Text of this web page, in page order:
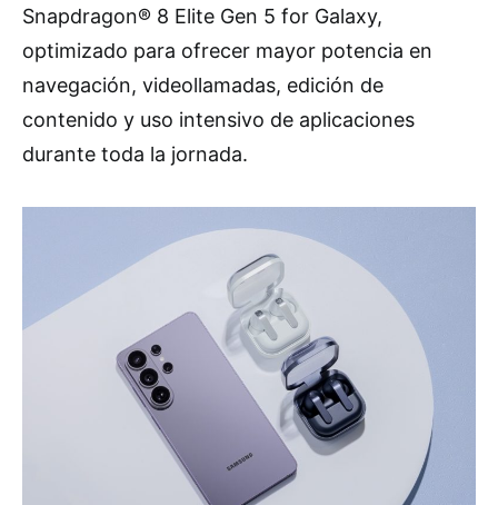
Snapdragon® 8 Elite Gen 5 for Galaxy,
optimizado para ofrecer mayor potencia en
navegación, videollamadas, edición de
contenido y uso intensivo de aplicaciones
durante toda la jornada.